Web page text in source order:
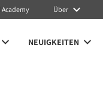
Academy Über
NEUIGKEITEN